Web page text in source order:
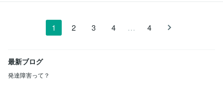
1 2 3 4 … 4
最新ブログ
発達障害って？